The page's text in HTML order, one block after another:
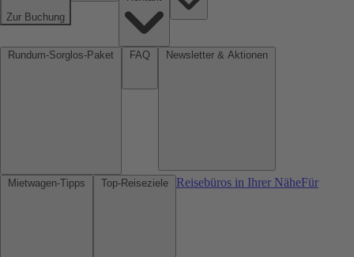
Zur Buchung
Reisebüros in Ihrer NäheFür